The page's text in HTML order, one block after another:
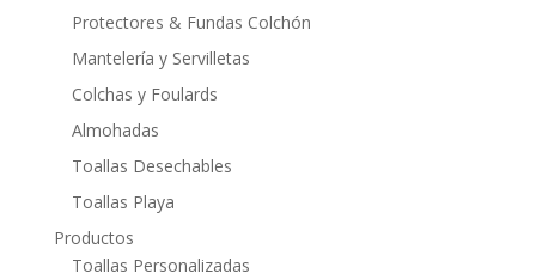
Protectores & Fundas Colchón
Mantelería y Servilletas
Colchas y Foulards
Almohadas
Toallas Desechables
Toallas Playa
Productos
Toallas Personalizadas